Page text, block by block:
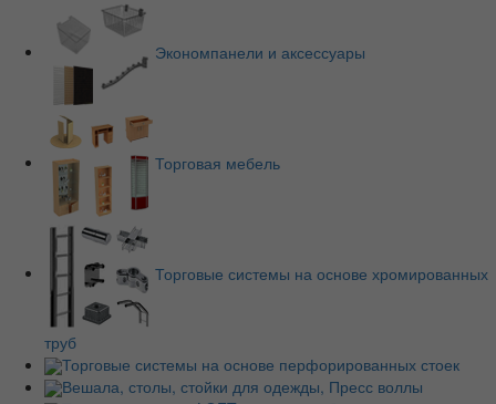
Экономпанели и аксессуары
Торговая мебель
Торговые системы на основе хромированных
труб
Торговые системы на основе перфорированных стоек
Вешала, столы, стойки для одежды, Пресс воллы